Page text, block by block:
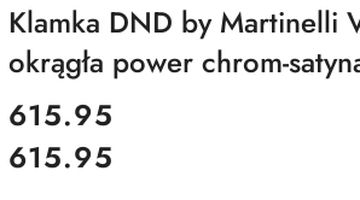
Klamka DND by Martinelli
okrągła power chrom-
cena:
615.95
Cena:
615.95